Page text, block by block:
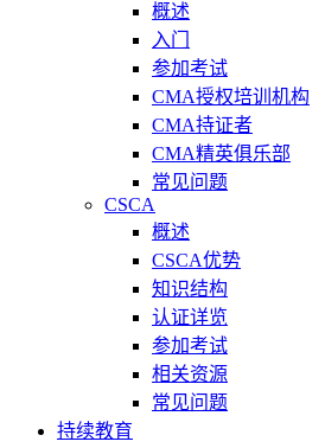
概述
入门
参加考试
CMA授权培训机构
CMA持证者
CMA精英俱乐部
常见问题
CSCA
概述
CSCA优势
知识结构
认证详览
参加考试
相关资源
常见问题
持续教育